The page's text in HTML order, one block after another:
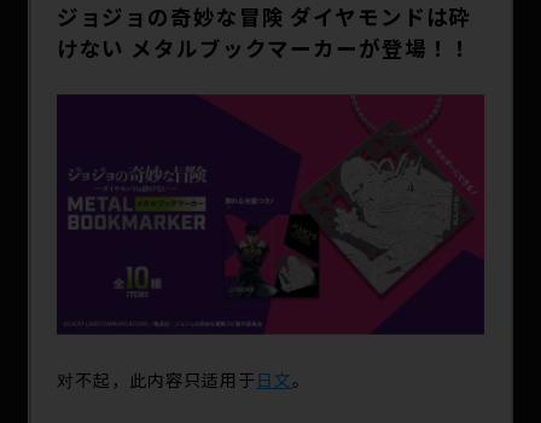
ジョジョの奇妙な冒険 ダイヤモンドは砕
けない メタルブックマーカーが登場！！
对不起，此内容只适用于日文。